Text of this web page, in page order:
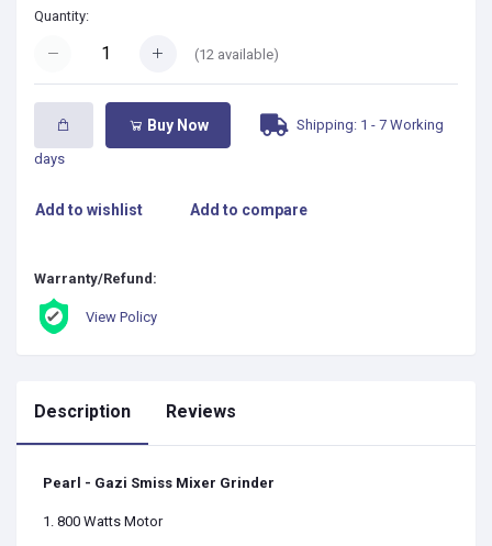
Quantity:
(12 available)
Buy Now Shipping: 1 - 7 Working
days
Add to wishlist Add to compare
Warranty/Refund:
View Policy
Description Reviews
Pearl - Gazi Smiss Mixer Grinder
1. 800 Watts Motor